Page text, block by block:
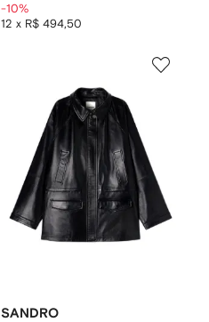
12 x R$ 494,50
-10%
SANDRO